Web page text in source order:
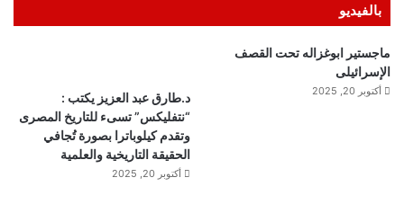
بالفيديو
ماجستير ابوغزاله تحت القصف
الإسرائيلى
أكتوبر 20, 2025
د.طارق عبد العزيز يكتب :
“نتفليكس” تسىء للتاريخ المصرى
وتقدم كيلوباترا بصورة تُجافي
الحقيقة التاريخية والعلمية
أكتوبر 20, 2025